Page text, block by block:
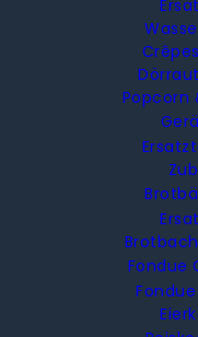
Popcorn
Fondue